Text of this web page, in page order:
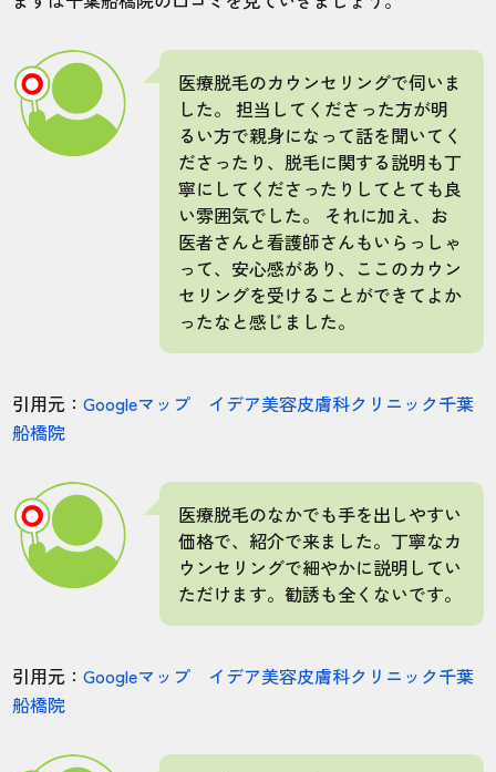
医療脱毛のカウンセリングで伺いま
した。 担当してくださった方が明
るい方で親身になって話を聞いてく
ださったり、脱毛に関する説明も丁
寧にしてくださったりしてとても良
い雰囲気でした。 それに加え、お
医者さんと看護師さんもいらっしゃ
って、安心感があり、ここのカウン
セリングを受けることができてよか
ったなと感じました。
引用元：Googleマップ イデア美容皮膚科クリニック千葉
船橋院
医療脱毛のなかでも手を出しやすい
価格で、紹介で来ました。丁寧なカ
ウンセリングで細やかに説明してい
ただけます。勧誘も全くないです。
引用元：Googleマップ イデア美容皮膚科クリニック千葉
船橋院